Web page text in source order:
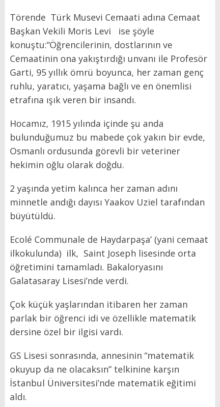
Törende Türk Musevi Cemaati adına Cemaat
Başkan Vekili Moris Levi
ise şöyle
konuştu:“Öğrencilerinin, dostlarının ve
Cemaatinin ona yakıştırdığı unvanı ile Profesör
Garti, 95 yıllık ömrü boyunca, her zaman genç
ruhlu, yaratıcı, yaşama bağlı ve en önemlisi
etrafına ışık veren bir insandı.
Hocamız, 1915 yılında içinde şu anda
bulunduğumuz bu mabede çok yakın bir evde,
Osmanlı ordusunda görevli bir veteriner
hekimin oğlu olarak doğdu.
2 yaşında yetim kalınca her zaman adını
minnetle andığı dayısı Yaakov Uziel tarafından
büyütüldü.
Ecolé Communale de Haydarpaşa’ (yani cemaat
ilkokulunda) ilk, Saint Joseph lisesinde orta
öğretimini tamamladı. Bakaloryasını
Galatasaray Lisesi’nde verdi.
Çok küçük yaşlarından itibaren her zaman
parlak bir öğrenci idi ve özellikle matematik
dersine özel bir ilgisi vardı.
GS Lisesi sonrasında, annesinin “matematik
okuyup da ne olacaksın” telkinine karşın
İstanbul Üniversitesi’nde matematik eğitimi
aldı.